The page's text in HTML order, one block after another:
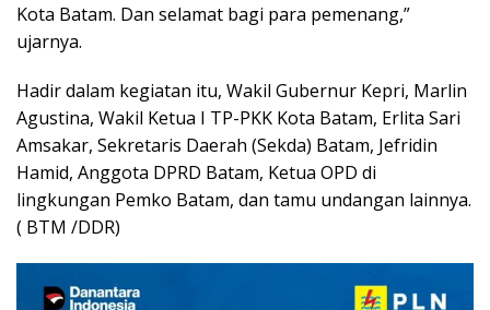
Kota Batam. Dan selamat bagi para pemenang,”
ujarnya.
Hadir dalam kegiatan itu, Wakil Gubernur Kepri, Marlin
Agustina, Wakil Ketua I TP-PKK Kota Batam, Erlita Sari
Amsakar, Sekretaris Daerah (Sekda) Batam, Jefridin
Hamid, Anggota DPRD Batam, Ketua OPD di
lingkungan Pemko Batam, dan tamu undangan lainnya.
( BTM /DDR)